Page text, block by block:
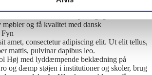
amet, consectetur adipiscing elit. Ut elit tellus,
mattis, pulvinar dapibus leo.